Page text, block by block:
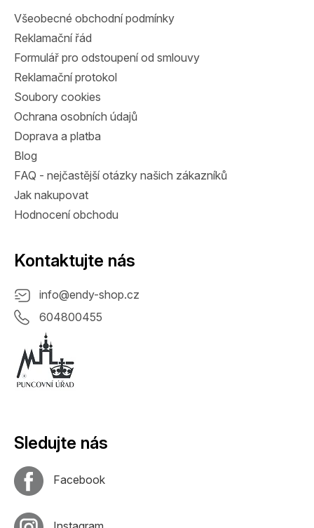
Všeobecné obchodní podmínky
Reklamační řád
Formulář pro odstoupení od smlouvy
Reklamační protokol
Soubory cookies
Ochrana osobních údajů
Doprava a platba
Blog
FAQ - nejčastější otázky našich zákazníků
Jak nakupovat
Hodnocení obchodu
Kontaktujte nás
info@endy-shop.cz
604800455
Sledujte nás
Facebook